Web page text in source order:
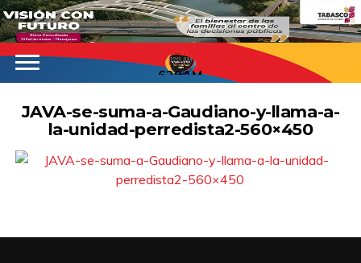
620AM
JAVA-se-suma-a-Gaudiano-y-llama-a-
la-unidad-perredista2-560×450